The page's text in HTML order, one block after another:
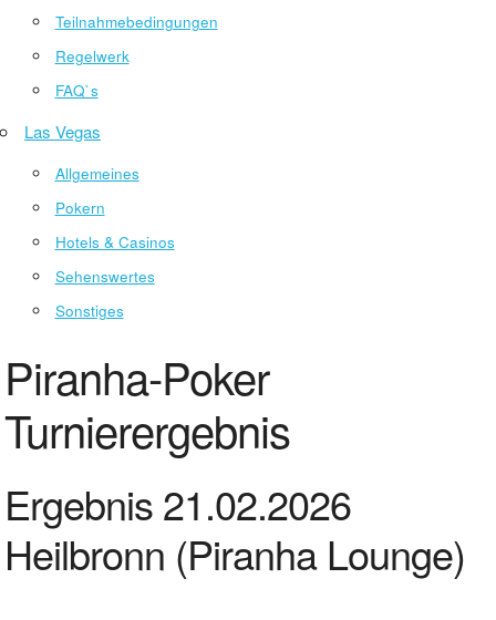
Teilnahmebedingungen
Regelwerk
FAQ`s
Las Vegas
Allgemeines
Pokern
Hotels & Casinos
Sehenswertes
Sonstiges
Piranha-Poker
Turnierergebnis
Ergebnis 21.02.2026
Heilbronn (Piranha Lounge)